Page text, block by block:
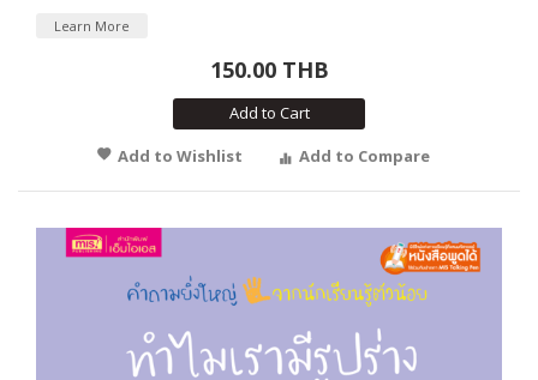
Learn More
150.00 THB
Add to Cart
Add to Wishlist
Add to Compare